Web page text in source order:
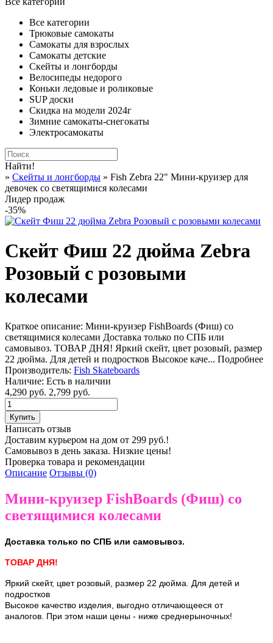
Все категории
Трюковые самокаты
Самокаты для взрослых
Самокаты детские
Cкейты и лонгборды
Велосипеды недорого
Коньки ледовые и роликовые
SUP доски
Скидка на модели 2024г
Зимние самокаты-снегокаты
Электросамокаты
Найти!
» Cкейты и лонгборды » Fish Zebra 22" Мини-круизер для
девочек со светящимися колесами
Лидер продаж
-35%
Скейт Фиш 22 дюйма Zebra
Розовый с розовыми
колесами
Краткое описание: Мини-круизер FishBoards (Фиш) со
светящимися колесами Доставка только по СПБ или
самовывоз. ТОВАР ДНЯ! Яркий скейт, цвет розовый, размер
22 дюйма. Для детей и подростков Высокое каче... Подробнее
Производитель: Fish Skateboards
Наличие: Есть в наличии
4,290 руб. 2,799 руб.
Написать отзыв
Доставим курьером на дом от 299 руб.!
Самовывоз в день заказа. Низкие цены!
Проверка товара и рекомендации
Описание Отзывы (0)
Мини-круизер FishBoards (Фиш) со
светящимися колесами
Доставка только по СПБ или самовывоз.
ТОВАР ДНЯ!
Яркий скейт, цвет розовый, размер 22 дюйма. Для детей и
подростков
Высокое качество изделия, выгодно отличающееся от
аналогов. При этом наши цены - ниже среднерыночных!